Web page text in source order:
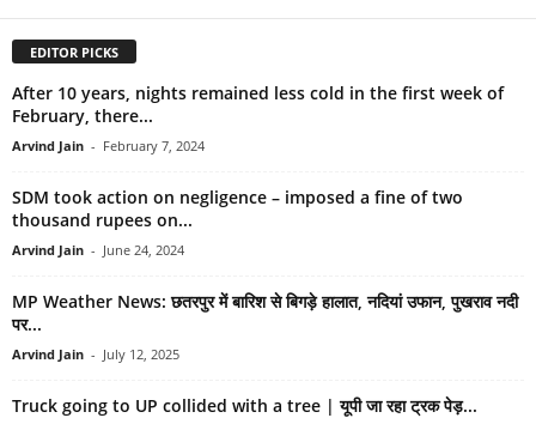
EDITOR PICKS
After 10 years, nights remained less cold in the first week of
February, there...
Arvind Jain - February 7, 2024
SDM took action on negligence – imposed a fine of two
thousand rupees on...
Arvind Jain - June 24, 2024
MP Weather News: छतरपुर में बारिश से बिगड़े हालात, नदियां उफान, पुखराव नदी
पर...
Arvind Jain - July 12, 2025
Truck going to UP collided with a tree | यूपी जा रहा ट्रक पेड़...